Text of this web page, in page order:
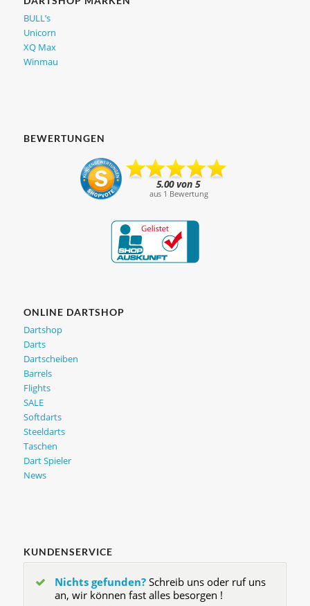
BULL’s
Unicorn
XQ Max
Winmau
BEWERTUNGEN
ONLINE DARTSHOP
Dartshop
Darts
Dartscheiben
Barrels
Flights
SALE
Softdarts
Steeldarts
Taschen
Dart Spieler
News
KUNDENSERVICE
Nichts gefunden?Schreib uns oder ruf uns
an, wir können fast alles besorgen !